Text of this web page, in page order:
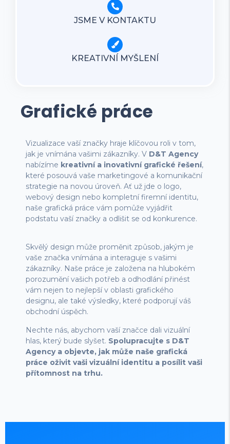
JSME V KONTAKTU
KREATIVNÍ MYŠLENÍ
Grafické práce
Vizualizace vaší značky hraje klíčovou roli v tom,
jak je vnímána vašimi zákazníky. V D&T Agency
nabízíme kreativní a inovativní grafické řešení,
které posouvá vaše marketingové a komunikační
strategie na novou úroveň. Ať už jde o logo,
webový design nebo kompletní firemní identitu,
naše grafická práce vám pomůže vyjádřit
podstatu vaší značky a odlišit se od konkurence.
Skvělý design může proměnit způsob, jakým je
vaše značka vnímána a interaguje s vašimi
zákazníky. Naše práce je založena na hlubokém
porozumění vašich potřeb a odhodlání přinést
vám nejen to nejlepší v oblasti grafického
designu, ale také výsledky, které podporují váš
obchodní úspěch.
Nechte nás, abychom vaší značce dali vizuální
hlas, který bude slyšet. Spolupracujte s D&T
Agency a objevte, jak může naše grafická
práce oživit vaši vizuální identitu a posílit vaši
přítomnost na trhu.